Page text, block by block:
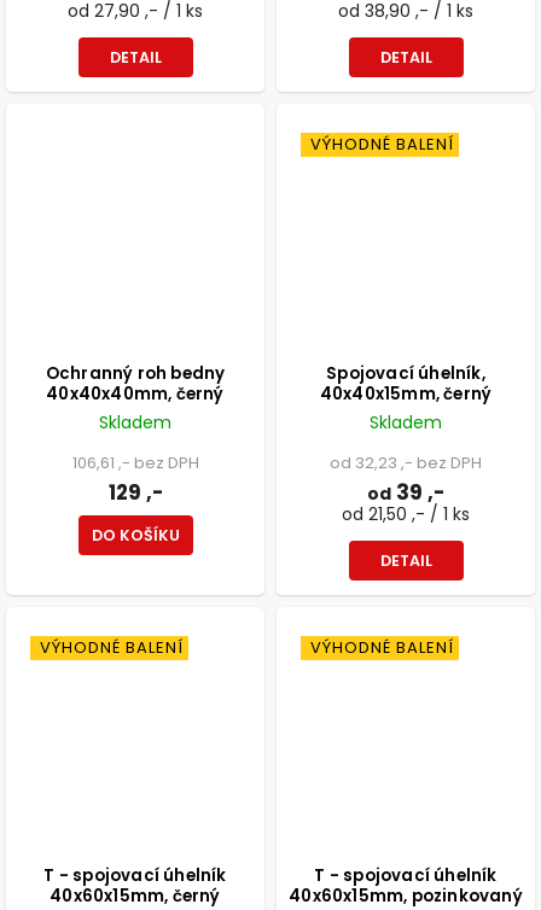
od 27,90 ,- / 1 ks
DETAIL
od 38,90 ,- / 1 ks
DETAIL
Ochranný roh bedny
40x40x40mm, černý
Skladem
106,61 ,- bez DPH
129 ,-
DO KOŠÍKU
VÝHODNÉ BALENÍ
Spojovací úhelník,
40x40x15mm, černý
Skladem
od 32,23 ,- bez DPH
od 39 ,-
od 21,50 ,- / 1 ks
DETAIL
VÝHODNÉ BALENÍ
T - spojovací úhelník
40x60x15mm, černý
VÝHODNÉ BALENÍ
T - spojovací úhelník
40x60x15mm, pozinkovaný